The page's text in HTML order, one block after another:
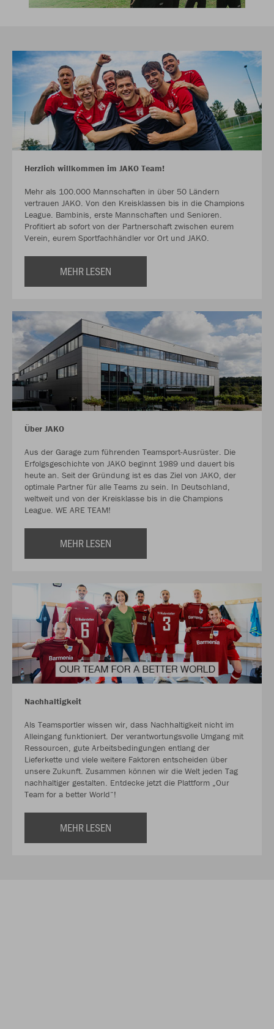
Herzlich willkommen im JAKO Team!
Mehr als 100.000 Mannschaften in über 50 Ländern
vertrauen JAKO. Von den Kreisklassen bis in die Champions
League. Bambinis, erste Mannschaften und Senioren.
Profitiert ab sofort von der Partnerschaft zwischen eurem
Verein, eurem Sportfachhändler vor Ort und JAKO.
MEHR LESEN
Über JAKO
Aus der Garage zum führenden Teamsport-Ausrüster. Die
Erfolgsgeschichte von JAKO beginnt 1989 und dauert bis
heute an. Seit der Gründung ist es das Ziel von JAKO, der
optimale Partner für alle Teams zu sein. In Deutschland,
weltweit und von der Kreisklasse bis in die Champions
League. WE ARE TEAM!
MEHR LESEN
Nachhaltigkeit
Als Teamsportler wissen wir, dass Nachhaltigkeit nicht im
Alleingang funktioniert. Der verantwortungsvolle Umgang mit
Ressourcen, gute Arbeitsbedingungen entlang der
Lieferkette und viele weitere Faktoren entscheiden über
unsere Zukunft. Zusammen können wir die Welt jeden Tag
nachhaltiger gestalten. Entdecke jetzt die Plattform „Our
Team for a better World“!
MEHR LESEN